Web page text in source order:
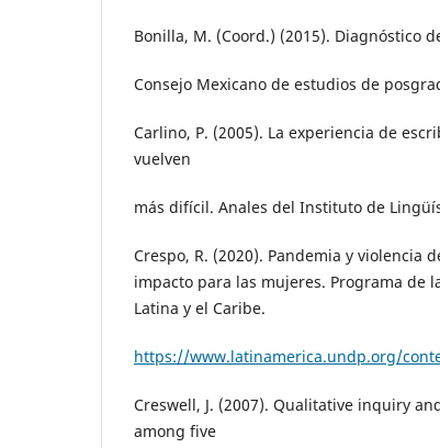
Bonilla, M. (Coord.) (2015). Diagnóstico
Consejo Mexicano de estudios de
Carlino, P. (2005). La experiencia de
vuelven
más difícil. Anales del Instituto de
Crespo, R. (2020). Pandemia y violencia
impacto para las mujeres. Programa de
Latina y el Caribe.
https://www.latinamerica.undp.org/
Creswell, J. (2007). Qualitative inquiry
among five